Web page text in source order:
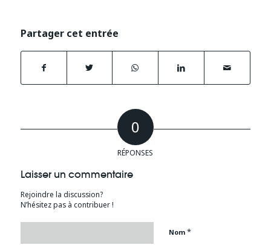
Partager cet entrée
0
RÉPONSES
Laisser un commentaire
Rejoindre la discussion?
N’hésitez pas à contribuer !
Nom *